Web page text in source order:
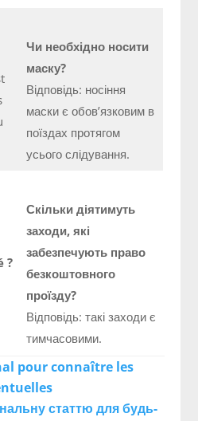
Чи необхідно носити
маску?
Відповідь: носіння
маски є обов’язковим в
поїздах протягом
усього слідування.
?
Скільки діятимуть
заходи, які
забезпечують право
безкоштовного
проїзду?
Відповідь: такі заходи є
тимчасовими.
pour connaître les
статтю для будь-